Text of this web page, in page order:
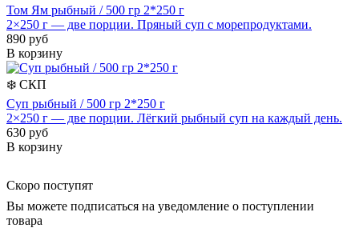
Том Ям рыбный / 500 гр 2*250 г
2×250 г — две порции. Пряный суп с морепродуктами.
890 руб
В корзину
❄️ СКП
Суп рыбный / 500 гр 2*250 г
2×250 г — две порции. Лёгкий рыбный суп на каждый день.
630 руб
В корзину
Скоро поступят
Вы можете подписаться на уведомление о поступлении
товара